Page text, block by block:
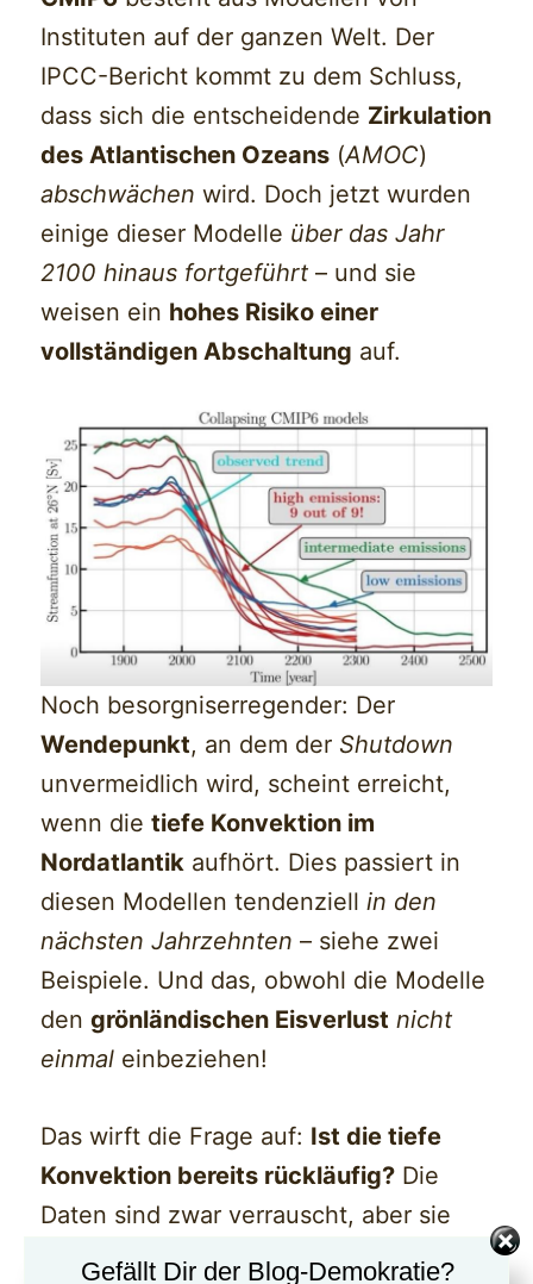
Instituten auf der ganzen Welt. Der
IPCC-Bericht kommt zu dem Schluss,
dass sich die entscheidende Zirkulation
des Atlantischen Ozeans (AMOC)
abschwächen wird. Doch jetzt wurden
einige dieser Modelle über das Jahr
2100 hinaus fortgeführt – und sie
weisen ein hohes Risiko einer
vollständigen Abschaltung auf.
Noch besorgniserregender: Der
Wendepunkt, an dem der Shutdown
unvermeidlich wird, scheint erreicht,
wenn dietiefe Konvektion im
Nordatlantik aufhört. Dies passiert in
diesen Modellen tendenziellin den
nächsten Jahrzehnten – siehe zwei
Beispiele. Und das, obwohl die Modelle
dengrönländischen Eisverlust nicht
einmal einbeziehen!
Das wirft die Frage auf: Ist die tiefe
Konvektion bereits rückläufig? Die
Daten sind zwar verrauscht, aber sie
zeigen in den letzten zehn Jahren
Gefällt Dir der Blog-Demokratie?